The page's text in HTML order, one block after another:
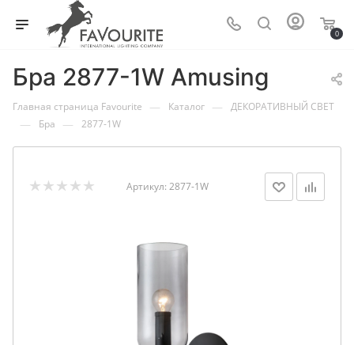
0
Бра 2877-1W Amusing
Главная страница Favourite — Каталог — ДЕКОРАТИВНЫЙ СВЕТ
— Бра — 2877-1W
Артикул: 2877-1W